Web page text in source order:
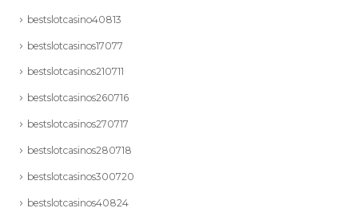
bestslotcasino40813
bestslotcasinos17077
bestslotcasinos210711
bestslotcasinos260716
bestslotcasinos270717
bestslotcasinos280718
bestslotcasinos300720
bestslotcasinos40824